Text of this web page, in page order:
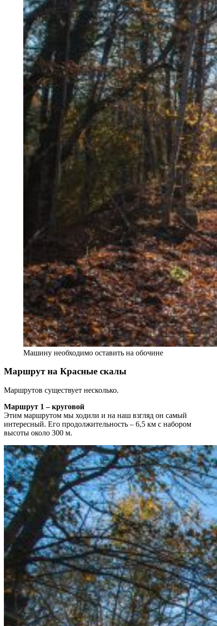
Машину необходимо оставить на обочине
Маршрут на Красные скалы
Маршрутов существует несколько.
Маршрут 1 – круговой
Этим маршрутом мы ходили и на наш взгляд он самый
интересный. Его продолжительность – 6,5 км с набором
высоты около 300 м.